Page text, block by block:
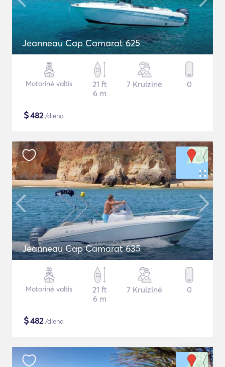
Jeanneau Cap Camarat 625
Motorinė valtis
21 ft
6 m
7 Kruizinė 0
$482/diena
Jeanneau Cap Camarat 635
Motorinė valtis
21 ft
6 m
7 Kruizinė 0
$482/diena